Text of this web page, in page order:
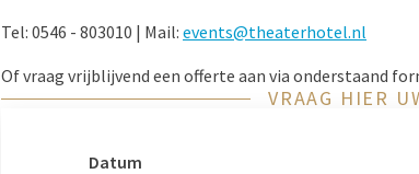
Tel: 0546 - 803010 | Mail: events@theaterhotel.nl
Of vraag vrijblijvend een offerte aan via onderstaand
VRAAG HIER
Datum